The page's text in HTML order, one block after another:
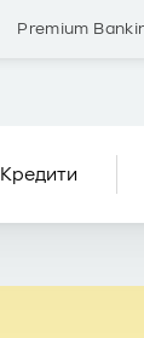
Premium
Кредити